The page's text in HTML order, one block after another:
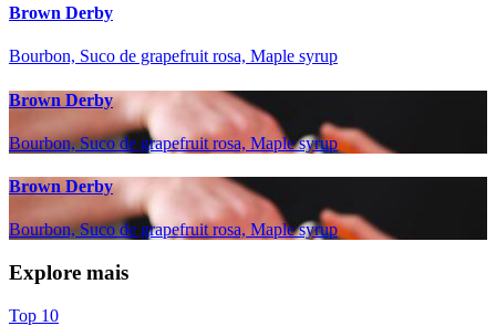
Brown Derby
Bourbon, Suco de grapefruit rosa, Maple syrup
Brown Derby
Bourbon, Suco de grapefruit rosa, Maple syrup
Brown Derby
Bourbon, Suco de grapefruit rosa, Maple syrup
Explore mais
Top 10